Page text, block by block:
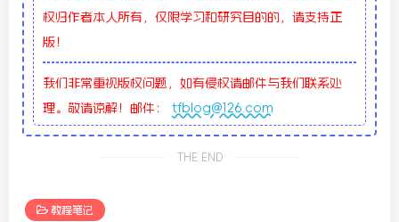
权归作者本人所有，仅限学习和研究目的的，请支持正
版！
我们非常重视版权问题，如有侵权请邮件与我们联系处
理。敬请谅解！邮件： tfblog@126.com
THE END
教程笔记